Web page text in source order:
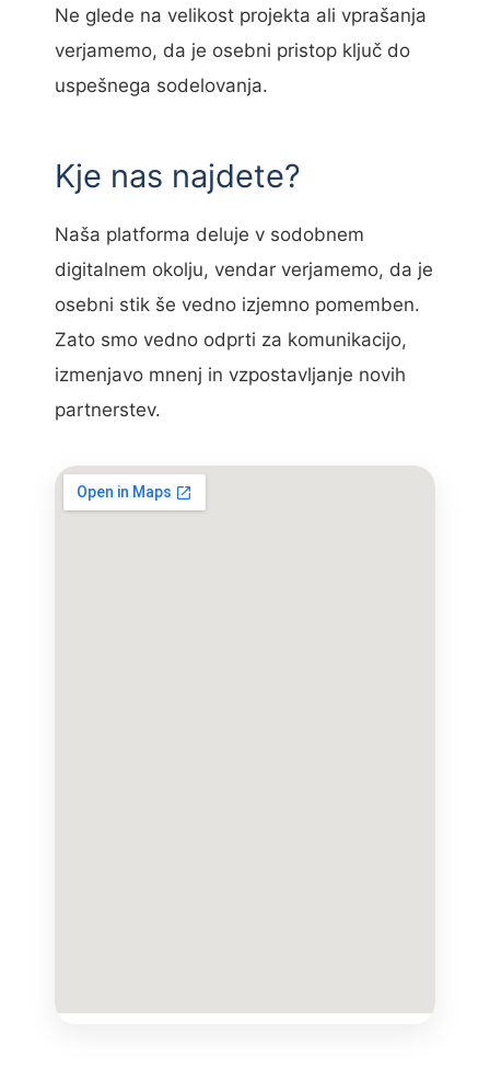
Ne glede na velikost projekta ali vprašanja
verjamemo, da je osebni pristop ključ do
uspešnega sodelovanja.
Kje nas najdete?
Naša platforma deluje v sodobnem
digitalnem okolju, vendar verjamemo, da je
osebni stik še vedno izjemno pomemben.
Zato smo vedno odprti za komunikacijo,
izmenjavo mnenj in vzpostavljanje novih
partnerstev.